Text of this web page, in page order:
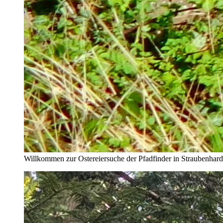
Willkommen zur Ostereiersuche der Pfadfinder in